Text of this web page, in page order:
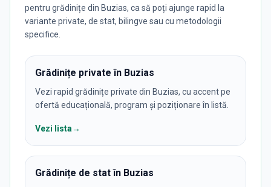
pentru grădinițe din Buzias, ca să poți ajunge rapid la
variante private, de stat, bilingve sau cu metodologii
specifice.
Grădinițe private în Buzias
Vezi rapid grădinițe private din Buzias, cu accent pe
ofertă educațională, program și poziționare în listă.
Vezi lista→
Grădinițe de stat în Buzias